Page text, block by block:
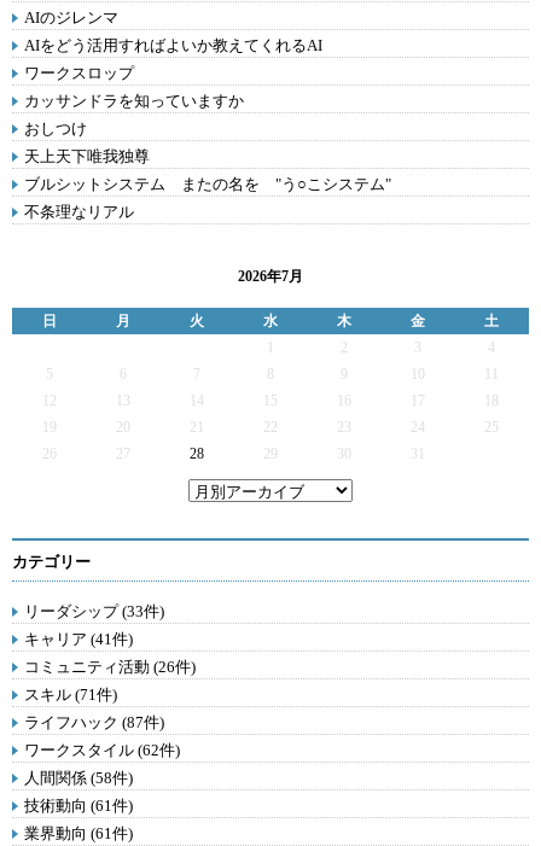
AIのジレンマ
AIをどう活用すればよいか教えてくれるAI
ワークスロップ
カッサンドラを知っていますか
おしつけ
天上天下唯我独尊
ブルシットシステム またの名を "う○こシステム"
不条理なリアル
2026年7月
日 月 火 水 木 金
土
2 3
4
5
6 7 9
12
13 14 15 16 17
19
20 21 22 23 24
25
26
27 28 29 30 31
カテゴリー
リーダシップ (33件)
キャリア (41件)
コミュニティ活動 (26件)
スキル (71件)
ライフハック (87件)
ワークスタイル (62件)
人間関係 (58件)
技術動向 (61件)
業界動向 (61件)